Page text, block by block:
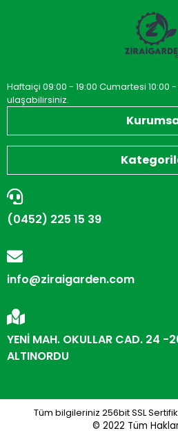
Haftaiçi 09:00 - 19:00 Cumartesi 10:00
ulaşabilirsiniz.
(0452) 225 15 39
info@ziraigarden.com
YENİ MAH. OKULLAR CAD. 24 -
ALTINORDU
Tüm bilgileriniz 256bit SSL
© 2022 Tüm